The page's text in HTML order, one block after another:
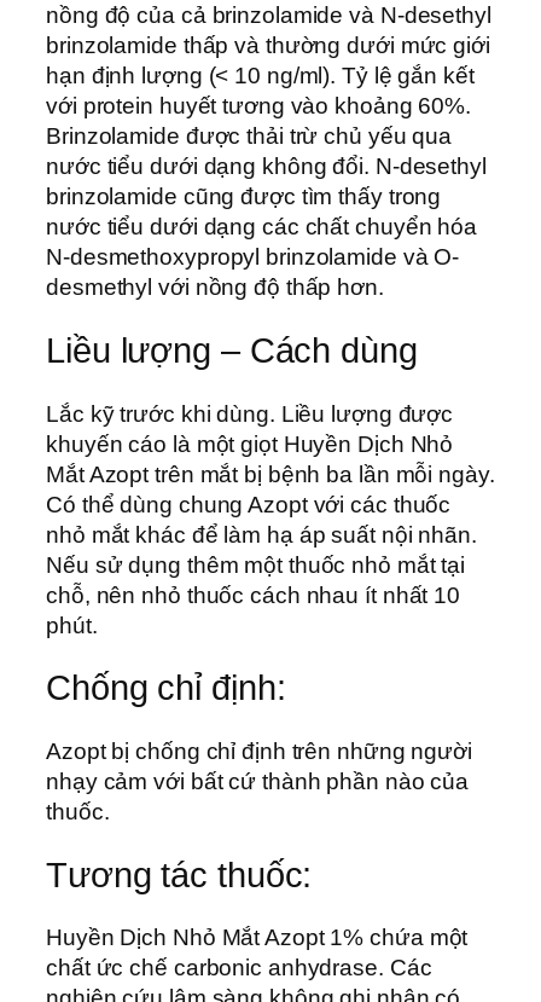
nồng độ của cả brinzolamide và N-desethyl
brinzolamide thấp và thường dưới mức giới
hạn định lượng (< 10 ng/ml). Tỷ lệ gắn kết
với protein huyết tương vào khoảng 60%.
Brinzolamide được thải trừ chủ yếu qua
nước tiểu dưới dạng không đổi. N-desethyl
brinzolamide cũng được tìm thấy trong
nước tiểu dưới dạng các chất chuyển hóa
N-desmethoxypropyl brinzolamide và O-
desmethyl với nồng độ thấp hơn.
Liều lượng – Cách dùng
Lắc kỹ trước khi dùng. Liều lượng được
khuyến cáo là một giọt Huyền Dịch Nhỏ
Mắt Azopt trên mắt bị bệnh ba lần mỗi ngày.
Có thể dùng chung Azopt với các thuốc
nhỏ mắt khác để làm hạ áp suất nội nhãn.
Nếu sử dụng thêm một thuốc nhỏ mắt tại
chỗ, nên nhỏ thuốc cách nhau ít nhất 10
phút.
Chống chỉ định:
Azopt bị chống chỉ định trên những người
nhạy cảm với bất cứ thành phần nào của
thuốc.
Tương tác thuốc:
Huyền Dịch Nhỏ Mắt Azopt 1% chứa một
chất ức chế carbonic anhydrase. Các